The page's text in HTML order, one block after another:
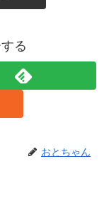
る
おとちゃん